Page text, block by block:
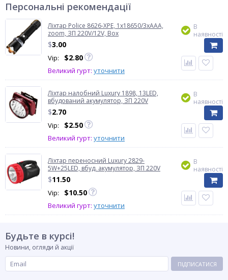
Персональні рекомендації
Ліхтар Police 8626-XPE, 1х18650/3xAAA,
zoom, ЗП 220V/12V, Box
$3.00
Vip: $2.80
Великий гурт: уточнити
В
наявності
Ліхтар налобний Luxury 1898, 13LED,
вбудований акумулятор, ЗП 220V
$2.70
Vip: $2.50
Великий гурт: уточнити
В
наявності
Ліхтар переносний Luxury 2829-
5W+25LED, вбуд. акумулятор, ЗП 220V
$11.50
Vip: $10.50
Великий гурт: уточнити
В
наявності
Будьте в курсі!
Новини, огляди й акції
ПІДПИСАТИСЯ